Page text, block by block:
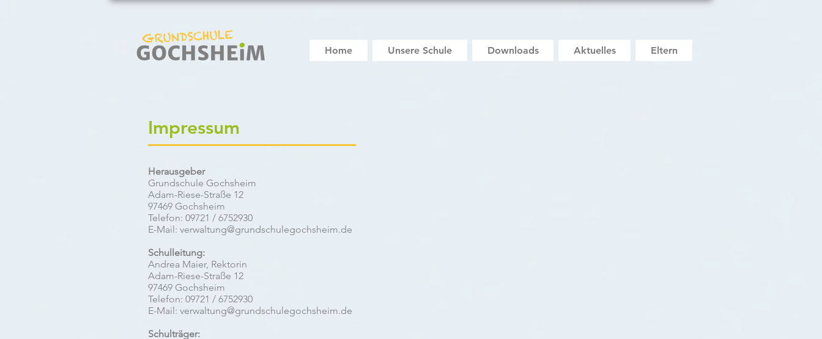
Home Unsere Schule Downloads Aktuelles Eltern
Impressum
Herausgeber
Grundschule Gochsheim
Adam-Riese-Straße 12
97469 Gochsheim
Telefon: 09721 / 6752930
E-Mail: verwaltung@grundschulegochsheim.de
Schulleitung:
Andrea Maier, Rektorin
Adam-Riese-Straße 12
97469 Gochsheim
Telefon: 09721 / 6752930
E-Mail: verwaltung@grundschulegochsheim.de
Schulträger: